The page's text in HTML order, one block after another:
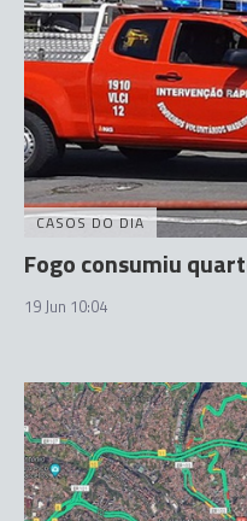
CASOS DO DIA
Fogo consumiu
19 Jun 10:04